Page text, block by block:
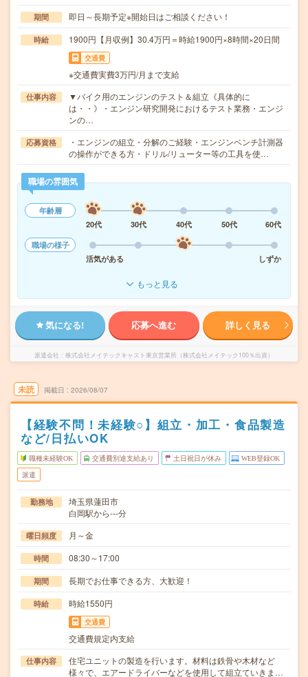
期間 即日～長期予定※開始日はご相談ください！
時給 1900円【月収例】30.4万円＝時給1900円×8時間×20日間
交通費
※交通費実費3万円/月まで支給
仕事内容
▼バイク用のエンジンのテスト＆組立《具体的に
は・・》・エンジン研究開発におけるテスト業務・エンジ
ンの…
応募資格
・エンジンの組立・分解のご経験・エンジンベンチ計測器
の操作ができる方・ドリル/リューター等の工具を使…
職場の雰囲気
年齢層
20代
30代 40代 50代
60代
職場の様子
活気がある
しずか
もっと見る
気になる! 応募へ進む 詳しく見る
派遣会社 株式会社メイテックキャスト東京営業所（株式会社メイテック100％出資）
未読 掲載日 2026/08/07
【経験不問！未経験○】組立・加工・食品製造
など/日払いOK
職種未経験OK 交通費別途支給あり 土日祝日が休み WEB登録OK
派遣
勤務地
埼玉県蓮田市
白岡駅から---分
曜日頻度 月～金
時間 08:30～17:00
期間 長期でお仕事できる方、大歓迎！
時給 時給1550円
交通費
交通費規定内支給
仕事内容
住宅ユニットの製造を行います。材料は鉄骨や木材など
様々で、エアードライバーなどを使用して組立ていきま…